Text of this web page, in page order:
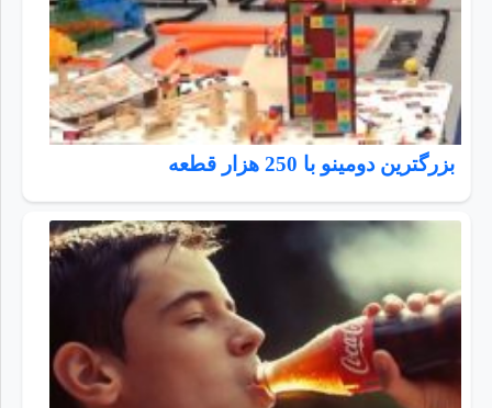
بزرگترین دومینو با 250 هزار قطعه